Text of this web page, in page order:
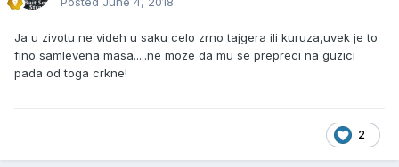
Ja u zivotu ne videh u saku celo zrno tajgera ili kuruza,uvek je to
fino samlevena masa.....ne moze da mu se prepreci na guzici
pada od toga crkne!
2